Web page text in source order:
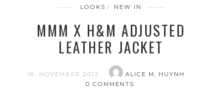
LOOKS NEW IN
MMM X H&M ADJUSTED
LEATHER JACKET
16. NOVEMBER 2012
ALICE M. HUYNH
0 COMMENTS